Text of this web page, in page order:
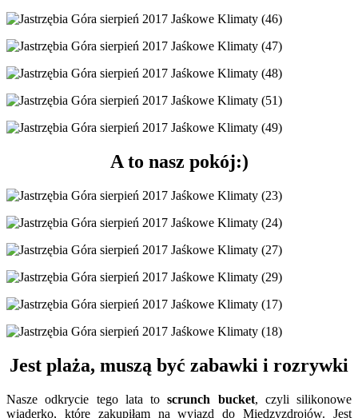
A to nasz pokój:)
Jest plaża, muszą być zabawki i rozrywki
Nasze odkrycie tego lata toscrunch bucket, czyli silikonowe
wiaderko, które zakupiłam na wyjazd do Międzyzdrojów. Jest